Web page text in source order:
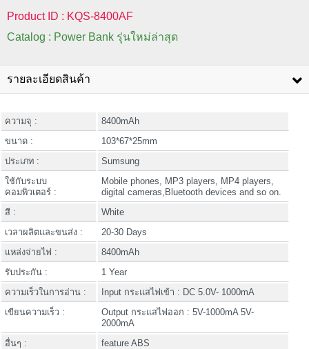
Product ID : KQS-8400AF
Catalog : Power Bank รุ่นใหม่ล่าสุด
รายละเอียดสินค้า
ความจุ :
8400mAh
ขนาด :
103*67*25mm
ประเภท :
Sumsung
ใช้กับระบบ
คอมพิวเตอร์ :
Mobile phones, MP3 players, MP4 players,
digital cameras,Bluetooth devices and so on.
สี :
White
เวลาผลิตและขนส่ง :
20-30 Days
แหล่งจ่ายไฟ :
8400mAh
รับประกัน :
1 Year
ความเร็วในการอ่าน :
Input กระแสไฟเข้า : DC 5.0V- 1000mA
เขียนความเร็ว :
Output กระแสไฟออก : 5V-1000mA 5V-
2000mA
อื่นๆ :
feature ABS